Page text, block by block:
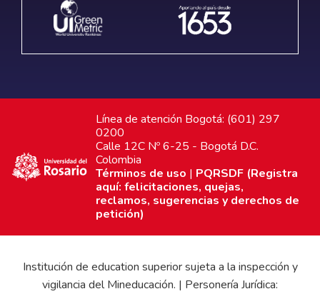
Línea de atención Bogotá: (601) 297
0200
Calle 12C Nº 6-25 - Bogotá D.C.
Colombia
Términos de uso | PQRSDF (Registra
aquí: felicitaciones, quejas,
reclamos, sugerencias y derechos de
petición)
Institución de education superior sujeta a la inspección y
vigilancia del Mineducación. | Personería Jurídica: